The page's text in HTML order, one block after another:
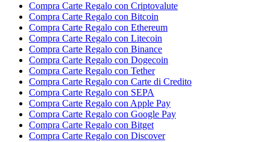
Compra Carte Regalo con Criptovalute
Compra Carte Regalo con Bitcoin
Compra Carte Regalo con Ethereum
Compra Carte Regalo con Litecoin
Compra Carte Regalo con Binance
Compra Carte Regalo con Dogecoin
Compra Carte Regalo con Tether
Compra Carte Regalo con Carte di Credito
Compra Carte Regalo con SEPA
Compra Carte Regalo con Apple Pay
Compra Carte Regalo con Google Pay
Compra Carte Regalo con Bitget
Compra Carte Regalo con Discover